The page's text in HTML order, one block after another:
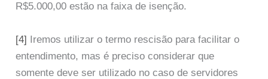
R$5.000,00 estão na faixa de isenção.
[4] Iremos utilizar o termo rescisão para facilitar o
entendimento, mas é preciso considerar que
somente deve ser utilizado no caso de servidores